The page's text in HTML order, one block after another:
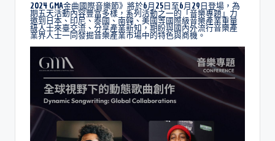
2024 GMA金曲國際音樂節》將於6月25日至6月29日登場，為
期五天活動內容豐富多樣，系列活動之一的「音樂專題」力
邀到日本、印尼、泰國、南韓、美國等國際級音樂產業重量
級人士來臺交流、分享產業新知，期盼與國內外流行音樂產
業界人士一同發掘音樂產業市場中的特色與商機。